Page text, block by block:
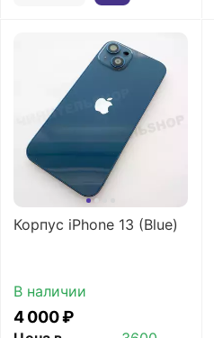
Корпус iPhone 13 (Blue)
В наличии
4 000₽